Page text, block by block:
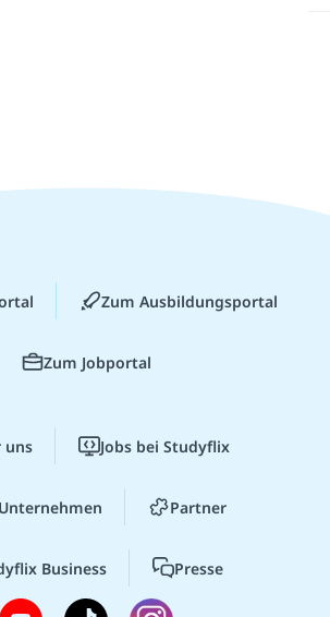
Zum Ausbildungsportal
Zum Jobportal
uns Jobs bei Studyflix
Partner
Business Presse